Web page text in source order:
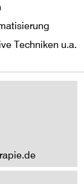
Techniken u.a.